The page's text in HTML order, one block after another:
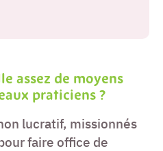
assez de moyens
praticiens ?
lucratif, missionnés
faire office de